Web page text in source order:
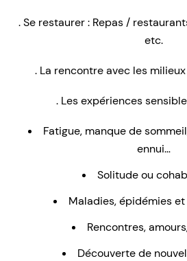
. Se restaurer : Repas /
etc.
. La rencontre avec les
. Les expériences
Fatigue, manque de
ennui…
Solitude ou
Maladies, épidémies
Rencontres,
Découverte de